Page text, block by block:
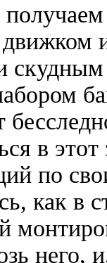
в
по
как в
него,